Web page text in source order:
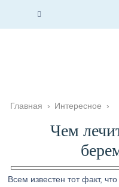
Главная › Интересное ›
Чем
Всем известен тот факт,